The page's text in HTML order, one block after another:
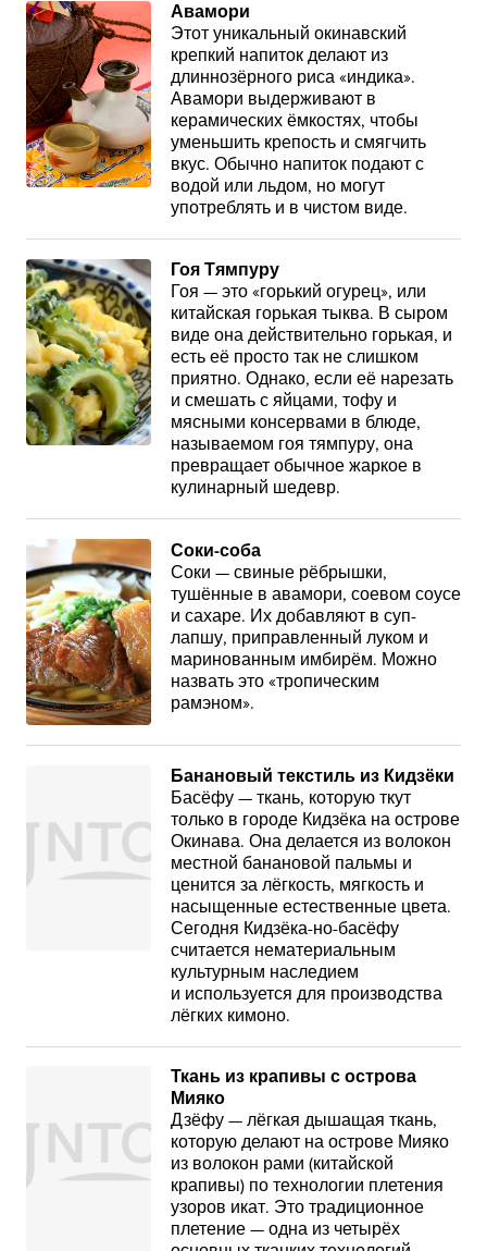
Авамори
Этот уникальный окинавский
крепкий напиток делают из
длиннозёрного риса «индика».
Авамори выдерживают в
керамических ёмкостях, чтобы
уменьшить крепость и смягчить
вкус. Обычно напиток подают с
водой или льдом, но могут
употреблять и в чистом виде.
Гоя Тямпуру
Гоя — это «горький огурец», или
китайская горькая тыква. В сыром
виде она действительно горькая, и
есть её просто так не слишком
приятно. Однако, если её нарезать
и смешать с яйцами, тофу и
мясными консервами в блюде,
называемом гоя тямпуру, она
превращает обычное жаркое в
кулинарный шедевр.
Соки-соба
Соки — свиные рёбрышки,
тушённые в авамори, соевом соусе
и сахаре. Их добавляют в суп-
лапшу, приправленный луком и
маринованным имбирём. Можно
назвать это «тропическим
рамэном».
Банановый текстиль из Кидзёки
Басёфу — ткань, которую ткут
только в городе Кидзёка на острове
Окинава. Она делается из волокон
местной банановой пальмы и
ценится за лёгкость, мягкость и
насыщенные естественные цвета.
Сегодня Кидзёка-но-басёфу
считается нематериальным
культурным наследием
и используется для производства
лёгких кимоно.
Ткань из крапивы с острова
Мияко
Дзёфу — лёгкая дышащая ткань,
которую делают на острове Мияко
из волокон рами (китайской
крапивы) по технологии плетения
узоров икат. Это традиционное
плетение — одна из четырёх